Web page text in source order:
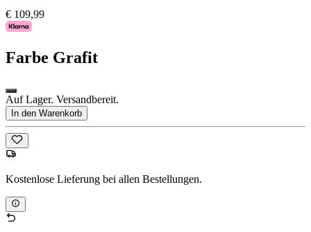
€ 109,99
Farbe Grafit
Auf Lager. Versandbereit.
In den Warenkorb
Kostenlose Lieferung bei allen Bestellungen.